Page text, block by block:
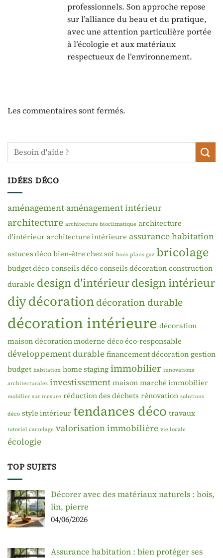
professionnels. Son approche repose
sur l’alliance du beau et du pratique,
avec une attention particulière portée
à l’écologie et aux matériaux
respectueux de l’environnement.
Les commentaires sont fermés.
IDÉES DÉCO
aménagementaménagement intérieur
architecture architecture bioclimatique architecture
d'intérieur architecture intérieure assurance habitation
astuces déco bien-être chez soi bons plans gaz bricolage
budget déco conseils déco conseils décoration construction
durable design d'intérieurdesign intérieur
diydécorationdécoration durable
décoration intérieure décoration
maison décoration moderne déco éco-responsable
développement durable financement décoration gestion
budget habitation home staging immobilier innovations
architecturales investissement maison marché immobilier
mobilier sur mesure réduction des déchets rénovation solutions
déco style intérieur tendances déco travaux
tutoriel carrelage valorisation immobilière vie locale
écologie
TOP SUJETS
Décorer avec des matériaux naturels : bois,
lin, pierre
04/06/2026
Assurance habitation : bien protéger ses